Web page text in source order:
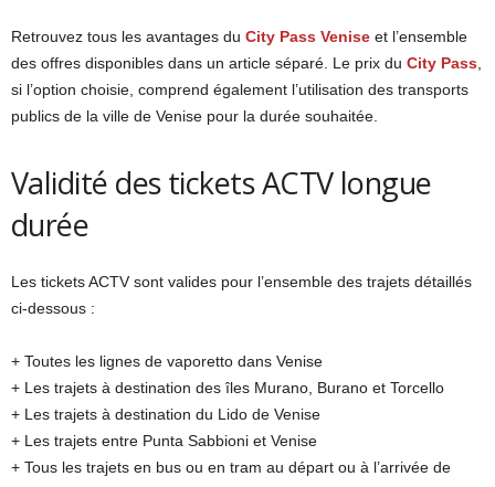
Retrouvez tous les avantages du City Pass Venise et l’ensemble
des offres disponibles dans un article séparé. Le prix du City Pass
si l’option choisie, comprend également l’utilisation des transports
publics de la ville de Venise pour la durée souhaitée.
Validité des tickets ACTV longue
durée
Les tickets ACTV sont valides pour l’ensemble des trajets détaillés
ci-dessous :
+ Toutes les lignes de vaporetto dans Venise
+ Les trajets à destination des îles Murano, Burano et Torcello
+ Les trajets à destination du Lido de Venise
+ Les trajets entre Punta Sabbioni et Venise
+ Tous les trajets en bus ou en tram au départ ou à l’arrivée de